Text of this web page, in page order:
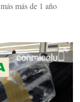
más de 1 año